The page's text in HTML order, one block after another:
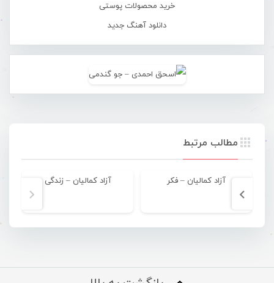
خرید محصولات پوستی
دانلود آهنگ جدید
مطالب مرتبط
آزاد کمالیان – فکر آزاد کمالیان – زندگی